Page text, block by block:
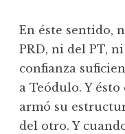
En éste sentido,
PRD, ni del PT,
confianza
a Teódulo. Y
armó su
del otro. Y